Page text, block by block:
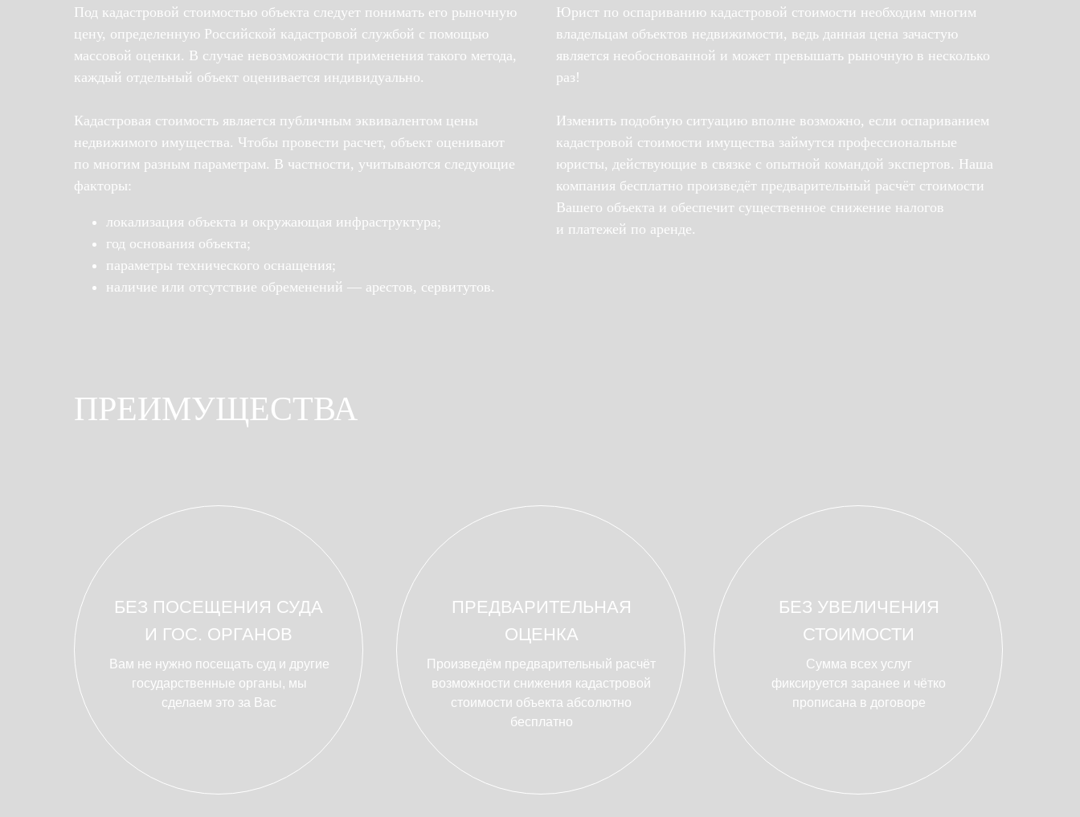
Под кадастровой стоимостью объекта следует понимать его рыночную
цену, определенную Российской кадастровой службой с помощью
массовой оценки. В случае невозможности применения такого метода,
каждый отдельный объект оценивается индивидуально.
Кадастровая стоимость является публичным эквивалентом цены
недвижимого имущества. Чтобы провести расчет, объект оценивают
по многим разным параметрам. В частности, учитываются следующие
факторы:
локализация объекта и окружающая инфраструктура;
год основания объекта;
параметры технического оснащения;
наличие или отсутствие обременений — арестов, сервитутов.
Юрист по оспариванию кадастровой стоимости необходим многим
владельцам объектов недвижимости, ведь данная цена зачастую
является необоснованной и может превышать рыночную в несколько
раз!
Изменить подобную ситуацию вполне возможно, если оспариванием
кадастровой стоимости имущества займутся профессиональные
юристы, действующие в связке с опытной командой экспертов. Наша
компания бесплатно произведёт предварительный расчёт стоимости
Вашего объекта и обеспечит существенное снижение налогов
и платежей по аренде.
ПРЕИМУЩЕСТВА
Вам не нужно посещать суд и другие
государственные органы, мы
сделаем это за Вас
Сумма всех услуг
фиксируется заранее и чётко
прописана в договоре
Произведём предварительный расчёт
возможности снижения кадастровой
стоимости объекта абсолютно
бесплатно
БЕЗ ПОСЕЩЕНИЯ СУДА
И ГОС. ОРГАНОВ
БЕЗ УВЕЛИЧЕНИЯ
СТОИМОСТИ
ПРЕДВАРИТЕЛЬНАЯ
ОЦЕНКА